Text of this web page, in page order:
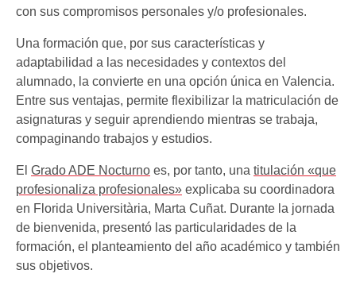
con sus compromisos personales y/o profesionales.
Una formación que, por sus características y
adaptabilidad a las necesidades y contextos del
alumnado, la convierte en una opción única en Valencia.
Entre sus ventajas, permite flexibilizar la matriculación de
asignaturas y seguir aprendiendo mientras se trabaja,
compaginando trabajos y estudios.
El Grado ADE Nocturno es, por tanto, una titulación «que
profesionaliza profesionales» explicaba su coordinadora
en Florida Universitària, Marta Cuñat. Durante la jornada
de bienvenida, presentó las particularidades de la
formación, el planteamiento del año académico y también
sus objetivos.